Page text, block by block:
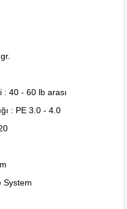
: 40 - 60 lb arası
: PE 3.0 - 4.0
System